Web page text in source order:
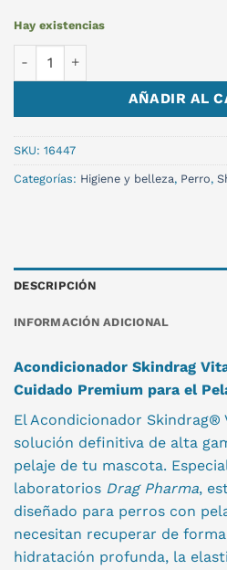
Hay existencias
AÑADIR AL
SKU: 16447
Categorías: Higiene y belleza, Perro,
DESCRIPCIÓN
INFORMACIÓN ADICIONAL
Acondicionador Skindrag
Cuidado Premium para el
El Acondicionador Skindrag®
solución definitiva de alta
pelaje de tu mascota.
laboratorios Drag Pharma,
diseñado para perros con
necesitan recuperar de
hidratación profunda, la